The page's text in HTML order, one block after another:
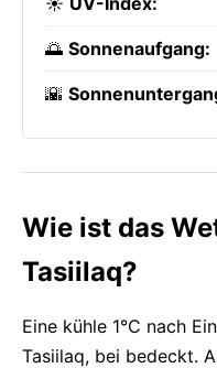
🌅 Sonnenaufgang:
🌇
Wie ist das
Tasiilaq?
Eine kühle 1°C nach
Tasiilaq, bei bedeckt.